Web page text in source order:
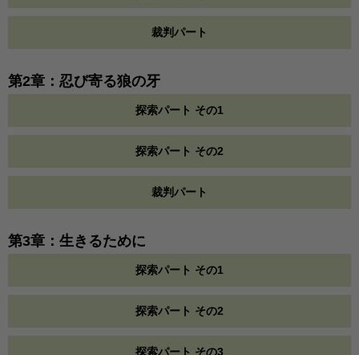
裁判パート
第2章：忍び寄る狼の牙
探索パート その1
探索パート その2
裁判パート
第3章：生きるために
探索パート その1
探索パート その2
探索パート その3